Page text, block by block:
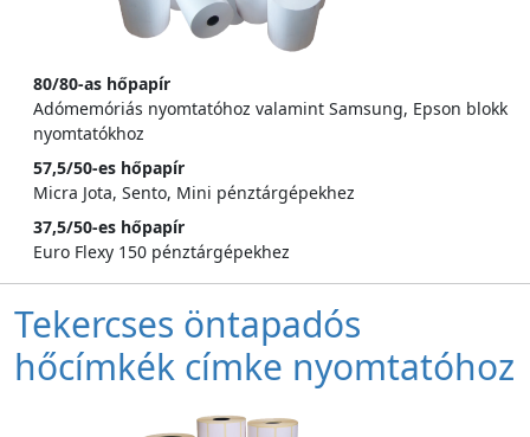
80/80-as hőpapír
Adómemóriás nyomtatóhoz valamint Samsung, Epson blokk
nyomtatókhoz
57,5/50-es hőpapír
Micra Jota, Sento, Mini pénztárgépekhez
37,5/50-es hőpapír
Euro Flexy 150 pénztárgépekhez
Tekercses öntapadós
hőcímkék címke nyomtatóhoz